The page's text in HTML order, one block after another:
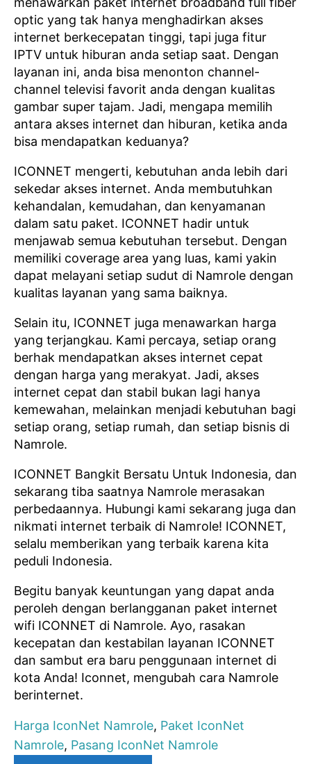
optic yang tak hanya menghadirkan akses
internet berkecepatan tinggi, tapi juga fitur
IPTV untuk hiburan anda setiap saat. Dengan
layanan ini, anda bisa menonton channel-
channel televisi favorit anda dengan kualitas
gambar super tajam. Jadi, mengapa memilih
antara akses internet dan hiburan, ketika anda
bisa mendapatkan keduanya?
ICONNET mengerti, kebutuhan anda lebih dari
sekedar akses internet. Anda membutuhkan
kehandalan, kemudahan, dan kenyamanan
dalam satu paket. ICONNET hadir untuk
menjawab semua kebutuhan tersebut. Dengan
memiliki coverage area yang luas, kami yakin
dapat melayani setiap sudut di Namrole dengan
kualitas layanan yang sama baiknya.
Selain itu, ICONNET juga menawarkan harga
yang terjangkau. Kami percaya, setiap orang
berhak mendapatkan akses internet cepat
dengan harga yang merakyat. Jadi, akses
internet cepat dan stabil bukan lagi hanya
kemewahan, melainkan menjadi kebutuhan bagi
setiap orang, setiap rumah, dan setiap bisnis di
Namrole.
ICONNET Bangkit Bersatu Untuk Indonesia, dan
sekarang tiba saatnya Namrole merasakan
perbedaannya. Hubungi kami sekarang juga dan
nikmati internet terbaik di Namrole! ICONNET,
selalu memberikan yang terbaik karena kita
peduli Indonesia.
Begitu banyak keuntungan yang dapat anda
peroleh dengan berlangganan paket internet
wifi ICONNET di Namrole. Ayo, rasakan
kecepatan dan kestabilan layanan ICONNET
dan sambut era baru penggunaan internet di
kota Anda! Iconnet, mengubah cara Namrole
berinternet.
Harga IconNet Namrole, Paket IconNet
Namrole, Pasang IconNet Namrole